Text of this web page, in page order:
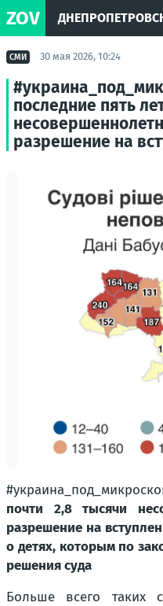
ZOV
СМИ 30 мая 2026, 10:24
последние пять
разрешение на
почти 2,8 тысячи
разрешение на
о детях, которым по
решения суда
Больше всего таких